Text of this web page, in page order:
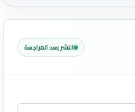
النشر بعد المراجعة